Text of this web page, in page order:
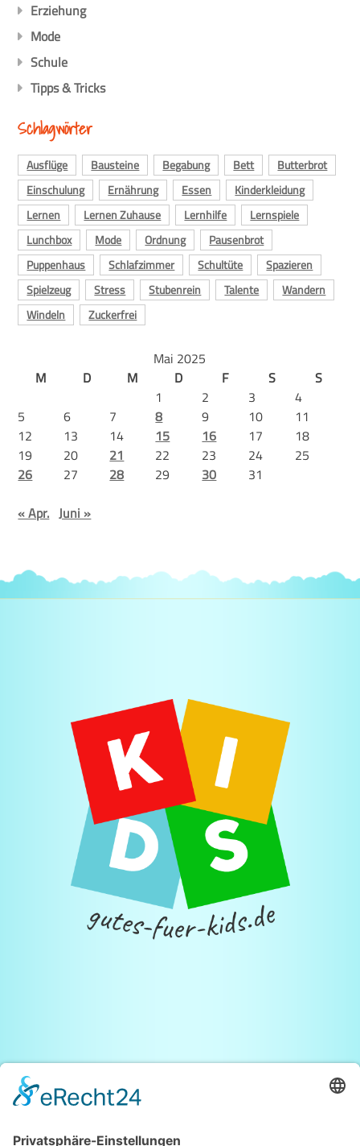
Erziehung
Mode
Schule
Tipps & Tricks
Schlagwörter
Ausflüge Bausteine Begabung Bett
Butterbrot
Einschulung
Ernährung Essen
Kinderkleidung
Lernen
Lernen Zuhause Lernhilfe
Lernspiele
Lunchbox
Mode Ordnung
Pausenbrot
Puppenhaus
Schlafzimmer Schultüte
Spazieren
Spielzeug
Stress Stubenrein Talente
Wandern
Windeln
Zuckerfrei
Mai 2025
M
D M D F S
S
1
2 3
4
5
6 7 8 9 10
11
12
13 14 15 16 17
18
19
20 21 22 23 24
25
26
27 28 29 30
31
« Apr. Juni »